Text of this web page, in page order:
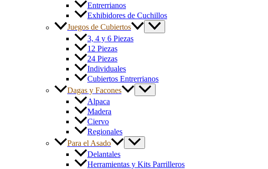
Entrerrianos
Exhibidores de Cuchillos
Juegos de Cubiertos
3, 4 y 6 Piezas
12 Piezas
24 Piezas
Individuales
Cubiertos Entrerrianos
Dagas y Facones
Alpaca
Madera
Ciervo
Regionales
Para el Asado
Delantales
Herramientas y Kits Parrilleros